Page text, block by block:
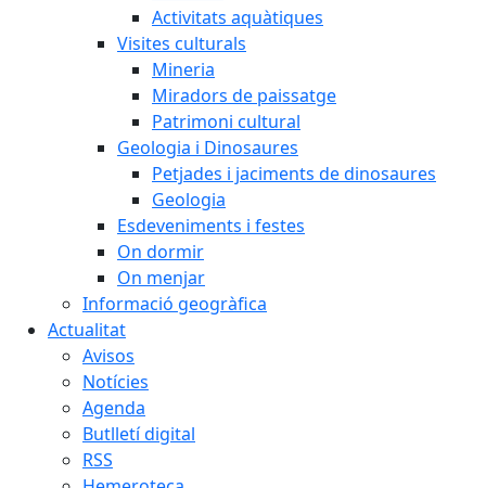
Activitats aquàtiques
Visites culturals
Mineria
Miradors de paissatge
Patrimoni cultural
Geologia i Dinosaures
Petjades i jaciments de dinosaures
Geologia
Esdeveniments i festes
On dormir
On menjar
Informació geogràfica
Actualitat
Avisos
Notícies
Agenda
Butlletí digital
RSS